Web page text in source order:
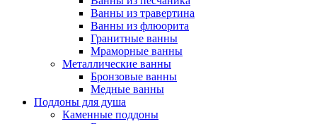
Ванны из травертина
Ванны из флюорита
Гранитные ванны
Мраморные ванны
Металлические ванны
Бронзовые ванны
Медные ванны
Поддоны для душа
Каменные поддоны